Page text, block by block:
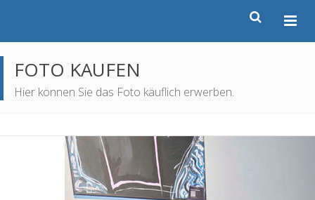
FOTO KAUFEN
Hier können Sie das Foto käuflich erwerben.